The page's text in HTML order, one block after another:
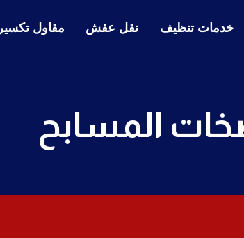
خدمات تنظيف نقل عفش مقاول تكسير
المسابح